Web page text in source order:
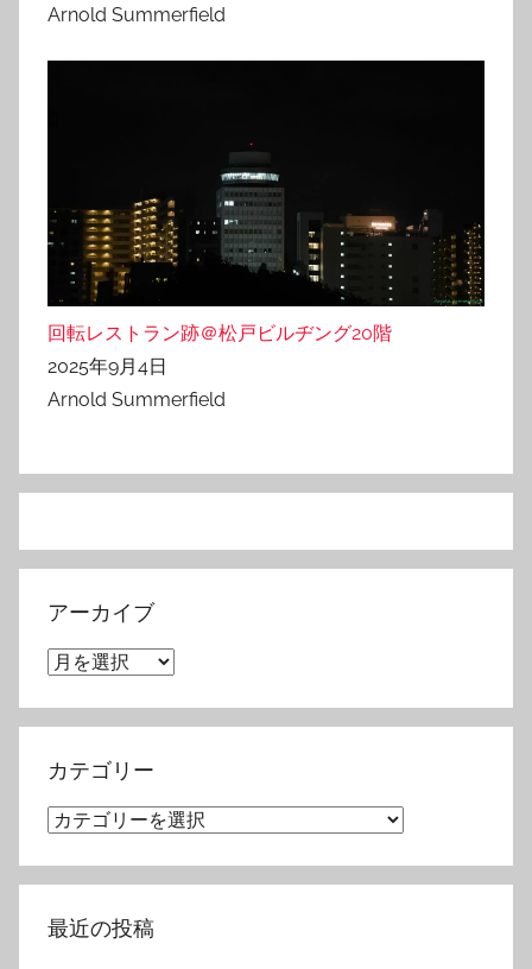
Arnold Summerfield
回転レストラン跡＠松戸ビルヂング20階
2025年9月4日
Arnold Summerfield
アーカイブ
ア
カ
イ
カテゴリー
カ
ゴ
リ
最近の投稿